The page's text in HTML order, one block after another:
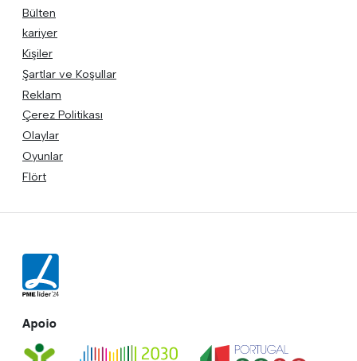
Bülten
kariyer
Kişiler
Şartlar ve Koşullar
Reklam
Çerez Politikası
Olaylar
Oyunlar
Flört
Apoio